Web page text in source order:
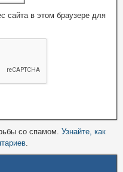
сайта в этом браузере для
со спамом. Узнайте, как
.